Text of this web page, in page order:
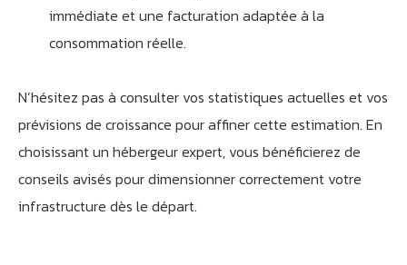
immédiate et une facturation adaptée à la
consommation réelle.
N’hésitez pas à consulter vos statistiques actuelles et vos
prévisions de croissance pour affiner cette estimation. En
choisissant un hébergeur expert, vous bénéficierez de
conseils avisés pour dimensionner correctement votre
infrastructure dès le départ.
Athobot
Bienvenue chez Athorus Digital
Je suis Athobot, votre assistant digital.
Je vous oriente vers la meilleure solution pour votre
projet.
Dites-moi votre objectif ou choisissez un raccourci ci-
dessous :